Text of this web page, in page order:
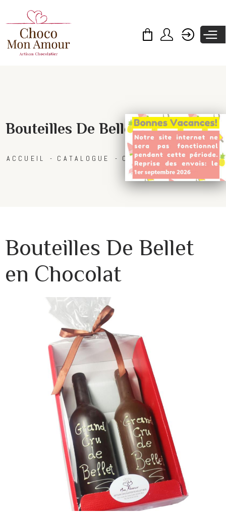
Bouteilles De Bellet en Chocolat
ACCUEIL CATALOGUE COLLECTIONS NOËL
Bouteilles De Bellet
en Chocolat